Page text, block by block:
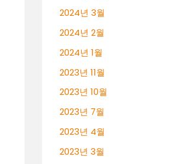
2024년 3월
2024년 2월
2024년 1월
2023년 11월
2023년 10월
2023년 7월
2023년 4월
2023년 3월